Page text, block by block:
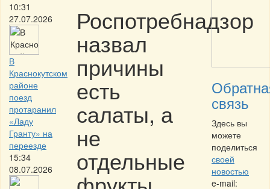
10:31
27.07.2026
В
Краснокутском
районе
поезд
протаранил
«Ладу
Гранту» на
переезде
15:34
08.07.2026
Роспотребнадзор
назвал
причины
есть
салаты, а
не
отдельные
связь
Здесь вы
можете
поделиться
своей
новостью
e-mail: